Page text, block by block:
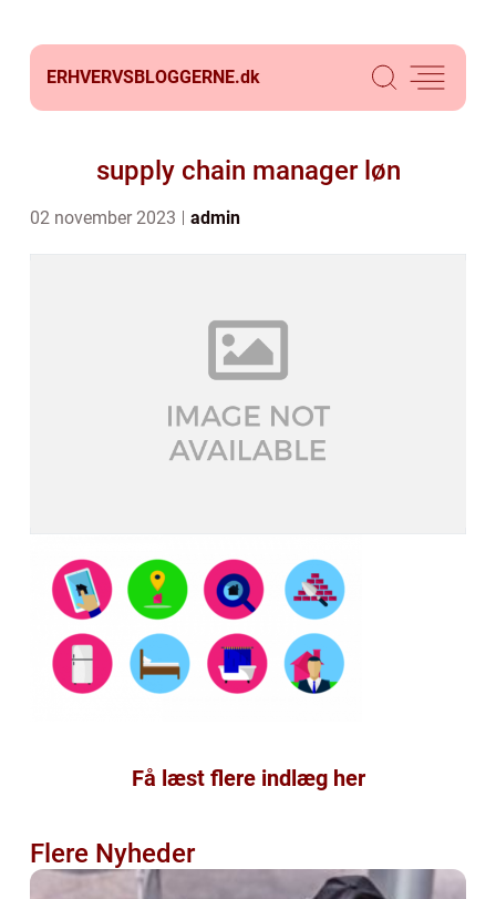
ERHVERVSBLOGGERNE.dk
supply chain manager løn
02 november 2023 admin
Få læst flere indlæg her
Flere Nyheder